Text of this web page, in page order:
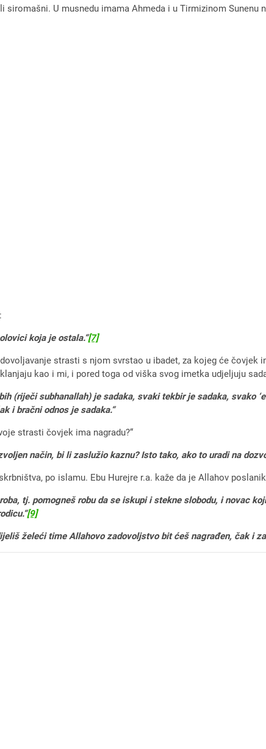
U musnedu imama Ahmeda i u Tirmizinom
koja je ostala.“[7]
strasti s njom svrstao u ibadet, za kojeg će čovjek
kao i mi, i pored toga od viška svog imetka udjeljuju
(riječi subhanallah) je sadaka, svaki tekbir je sadaka, svako
i bračni odnos je sadaka.“
strasti čovjek ima nagradu?“
način, bi li zaslužio kaznu? Isto tako, ako to uradi na
po islamu. Ebu Hurejre r.a. kaže da je Allahov
tj. pomogneš robu da se iskupi i stekne slobodu, i novac
[9]
želeći time Allahovo zadovoljstvo bit ćeš nagrađen, čak i